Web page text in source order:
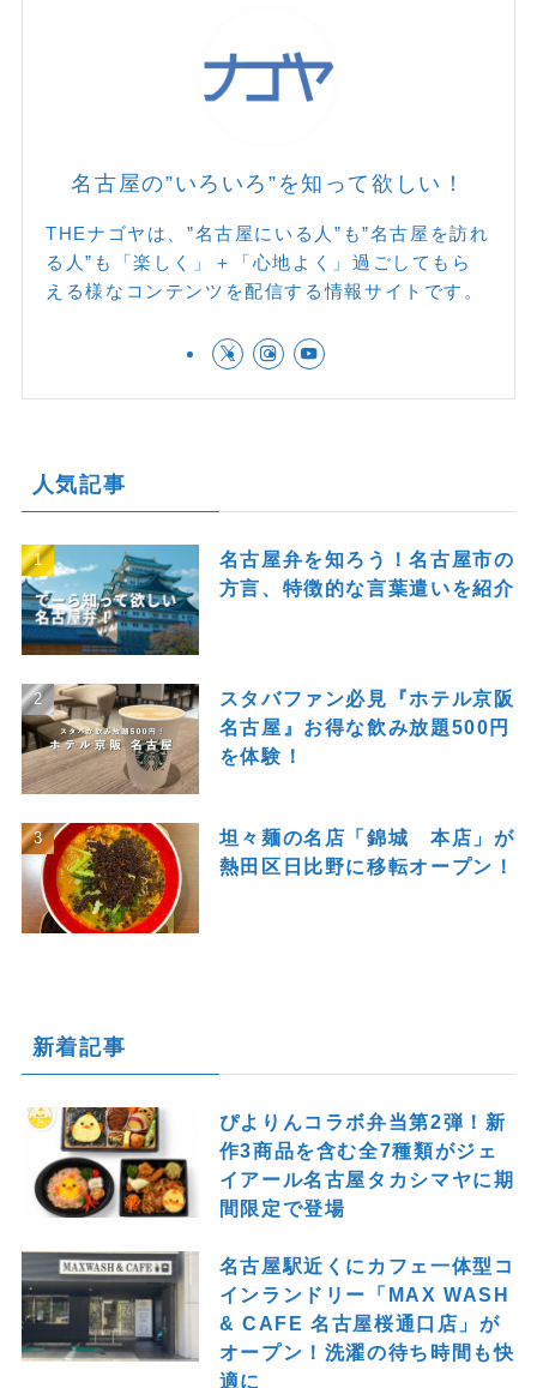
名古屋の”いろいろ”を知って欲しい！
THEナゴヤは、”名古屋にいる人”も”名古屋を訪れ
る人”も「楽しく」＋「心地よく」過ごしてもら
える様なコンテンツを配信する情報サイトです。
人気記事
名古屋弁を知ろう！名古屋市の
方言、特徴的な言葉遣いを紹介
スタバファン必見『ホテル京阪
名古屋』お得な飲み放題500円
を体験！
坦々麺の名店「錦城 本店」が
熱田区日比野に移転オープン！
新着記事
ぴよりんコラボ弁当第2弾！新
作3商品を含む全7種類がジェ
イアール名古屋タカシマヤに期
間限定で登場
名古屋駅近くにカフェ一体型コ
インランドリー「MAX WASH
& CAFE 名古屋桜通口店」が
オープン！洗濯の待ち時間も快
適に